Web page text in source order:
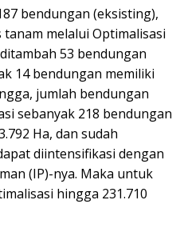
bendungan (eksisting),
melalui Optimalisasi
53 bendungan
14 bendungan memiliki
jumlah bendungan
sebanyak 218 bendungan
Ha, dan sudah
diintensifikasi dengan
(IP)-nya. Maka untuk
hingga 231.710